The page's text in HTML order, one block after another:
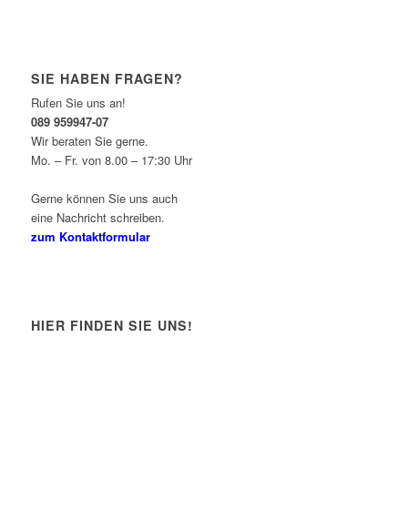
SIE HABEN FRAGEN?
Rufen Sie uns an!
089 959947-07
Wir beraten Sie gerne.
Mo. – Fr. von 8.00 – 17:30 Uhr
Gerne können Sie uns auch
eine Nachricht schreiben.
zum Kontaktformular
HIER FINDEN SIE UNS!